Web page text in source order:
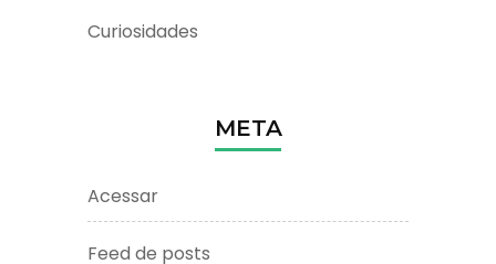
Curiosidades
META
Acessar
Feed de posts